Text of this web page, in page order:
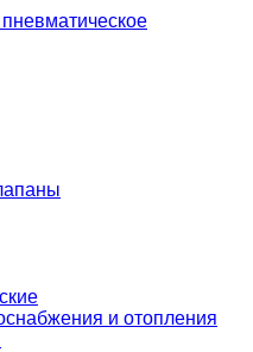
и отопления